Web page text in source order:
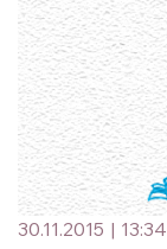
30.11.2015 | 13:34